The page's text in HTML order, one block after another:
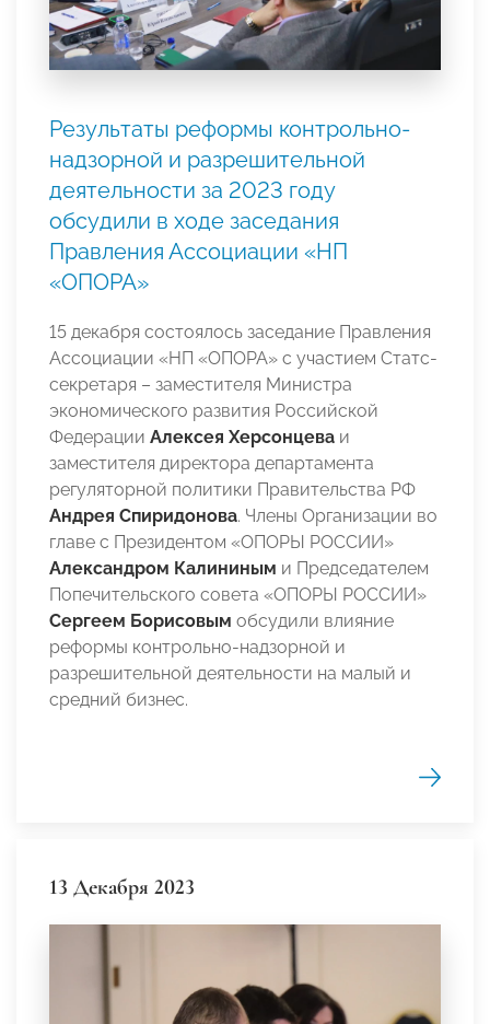
Результаты реформы контрольно-
надзорной и разрешительной
деятельности за 2023 году
обсудили в ходе заседания
Правления Ассоциации «НП
«ОПОРА»
15 декабря состоялось заседание Правления
Ассоциации «НП «ОПОРА» с участием Статс-
секретаря – заместителя Министра
экономического развития Российской
Федерации Алексея Херсонцева и
заместителя директора департамента
регуляторной политики Правительства РФ
Андрея Спиридонова. Члены Организации во
главе с Президентом «ОПОРЫ РОССИИ»
Александром Калининым и Председателем
Попечительского совета «ОПОРЫ РОССИИ»
Сергеем Борисовым обсудили влияние
реформы контрольно-надзорной и
разрешительной деятельности на малый и
средний бизнес.
13 Декабря 2023